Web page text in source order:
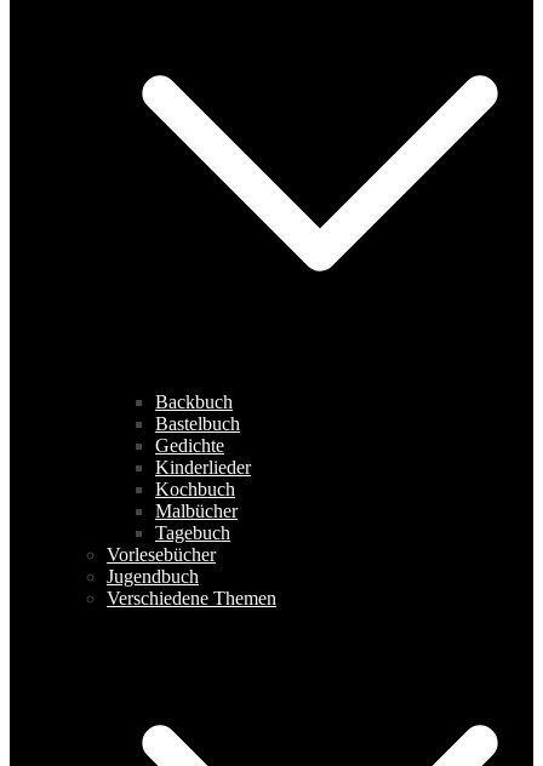
Backbuch
Bastelbuch
Gedichte
Kinderlieder
Kochbuch
Malbücher
Tagebuch
Vorlesebücher
Jugendbuch
Verschiedene Themen